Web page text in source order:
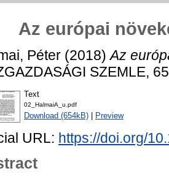
Az európai
Péter (2018)Az
SZEMLE,
Text
02_HalmaiA_u.pdf
Download (654kB) Preview
URL: https://doi.org/